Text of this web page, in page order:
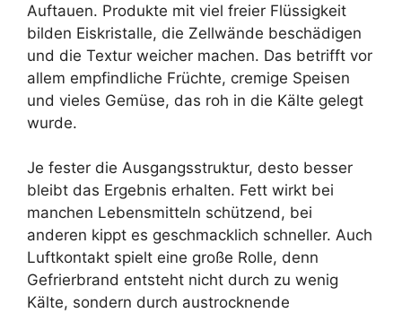
Auftauen. Produkte mit viel freier Flüssigkeit
bilden Eiskristalle, die Zellwände beschädigen
und die Textur weicher machen. Das betrifft vor
allem empfindliche Früchte, cremige Speisen
und vieles Gemüse, das roh in die Kälte gelegt
wurde.
Je fester die Ausgangsstruktur, desto besser
bleibt das Ergebnis erhalten. Fett wirkt bei
manchen Lebensmitteln schützend, bei
anderen kippt es geschmacklich schneller. Auch
Luftkontakt spielt eine große Rolle, denn
Gefrierbrand entsteht nicht durch zu wenig
Kälte, sondern durch austrocknende